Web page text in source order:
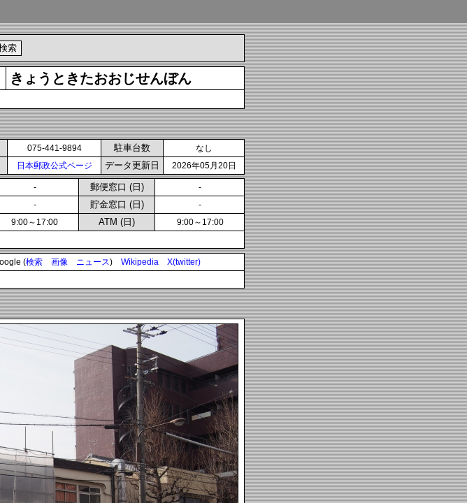
きょうときたおおじせんぼん
075-441-9894 駐車台数 なし
日本郵政公式ページ データ更新日 2026年05月20日
- 郵便窓口 (日) -
- 貯金窓口 (日) -
9:00～17:00 ATM (日) 9:00～17:00
(検索 画像 ニュース) Wikipedia X(twitter)